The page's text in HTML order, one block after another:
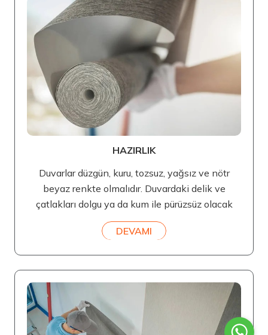
HAZIRLIK
Duvarlar düzgün, kuru, tozsuz, yağsız ve nötr
beyaz renkte olmalıdır. Duvardaki delik ve
çatlakları dolgu ya da kum ile pürüzsüz olacak
DEVAMI